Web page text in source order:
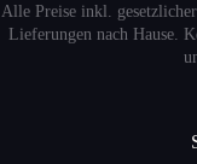
Alle Preise inkl.
Lieferungen nach Hause.